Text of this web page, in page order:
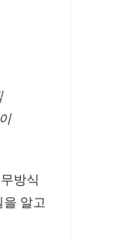
방식
알고